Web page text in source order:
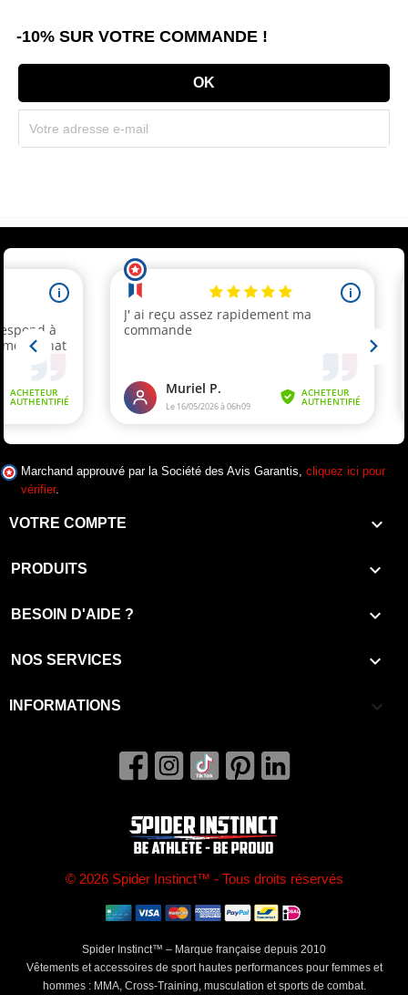
-10% SUR VOTRE COMMANDE !
Marchand approuvé par la Société des Avis Garantis, cliquez ici pour
vérifier.
VOTRE COMPTE 
PRODUITS 
BESOIN D'AIDE ? 
NOS SERVICES 
INFORMATIONS keyboard_arrow_down
© 2026 Spider Instinct™ - Tous droits réservés
Spider Instinct™ – Marque française depuis 2010
Vêtements et accessoires de sport hautes performances pour femmes et
hommes : MMA, Cross-Training, musculation et sports de combat.